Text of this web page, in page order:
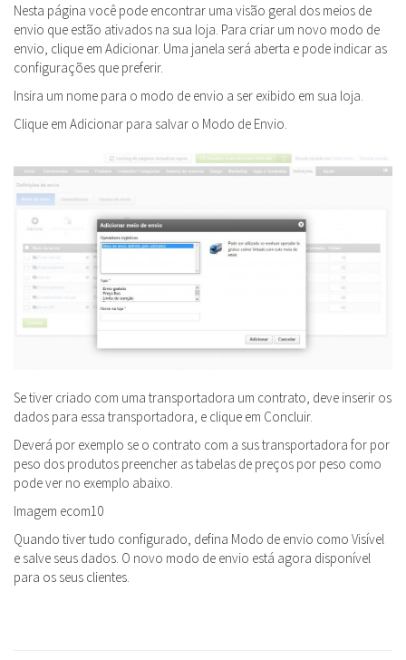
Nesta página você pode encontrar uma visão geral dos meios de
envio que estão ativados na sua loja. Para criar um novo modo de
envio, clique em Adicionar. Uma janela será aberta e pode indicar as
configurações que preferir.
Insira um nome para o modo de envio a ser exibido em sua loja.
Clique em Adicionar para salvar o Modo de Envio.
Se tiver criado com uma transportadora um contrato, deve inserir os
dados para essa transportadora, e clique em Concluir.
Deverá por exemplo se o contrato com a sus transportadora for por
peso dos produtos preencher as tabelas de preços por peso como
pode ver no exemplo abaixo.
Imagem ecom10
Quando tiver tudo configurado, defina Modo de envio como Visível
e salve seus dados. O novo modo de envio está agora disponível
para os seus clientes.